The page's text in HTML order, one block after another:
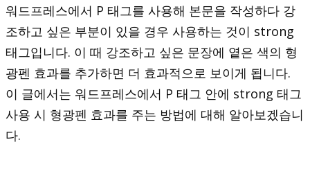
워드프레스에서 P 태그를 사용해 본문을 작성하다 강
조하고 싶은 부분이 있을 경우 사용하는 것이 strong
태그입니다. 이 때 강조하고 싶은 문장에 옅은 색의 형
광펜 효과를 추가하면 더 효과적으로 보이게 됩니다.
이 글에서는 워드프레스에서 P 태그 안에 strong 태그
사용 시 형광펜 효과를 주는 방법에 대해 알아보겠습니
다.